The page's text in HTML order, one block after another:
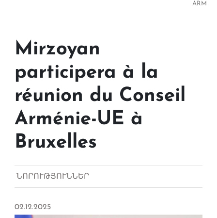
ARM
Mirzoyan
participera à la
réunion du Conseil
Arménie-UE à
Bruxelles
ՆՈՐՈՒԹՅՈՒՆՆԵՐ
02.12.2025